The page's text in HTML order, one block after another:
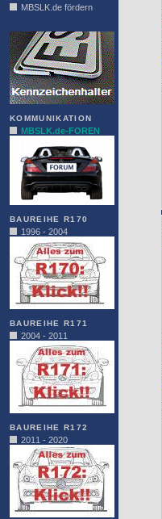
MBSLK.de fördern
KOMMUNIKATION
MBSLK.de-FOREN
BAUREIHE R170
1996 - 2004
BAUREIHE R171
2004 - 2011
BAUREIHE R172
2011 - 2020